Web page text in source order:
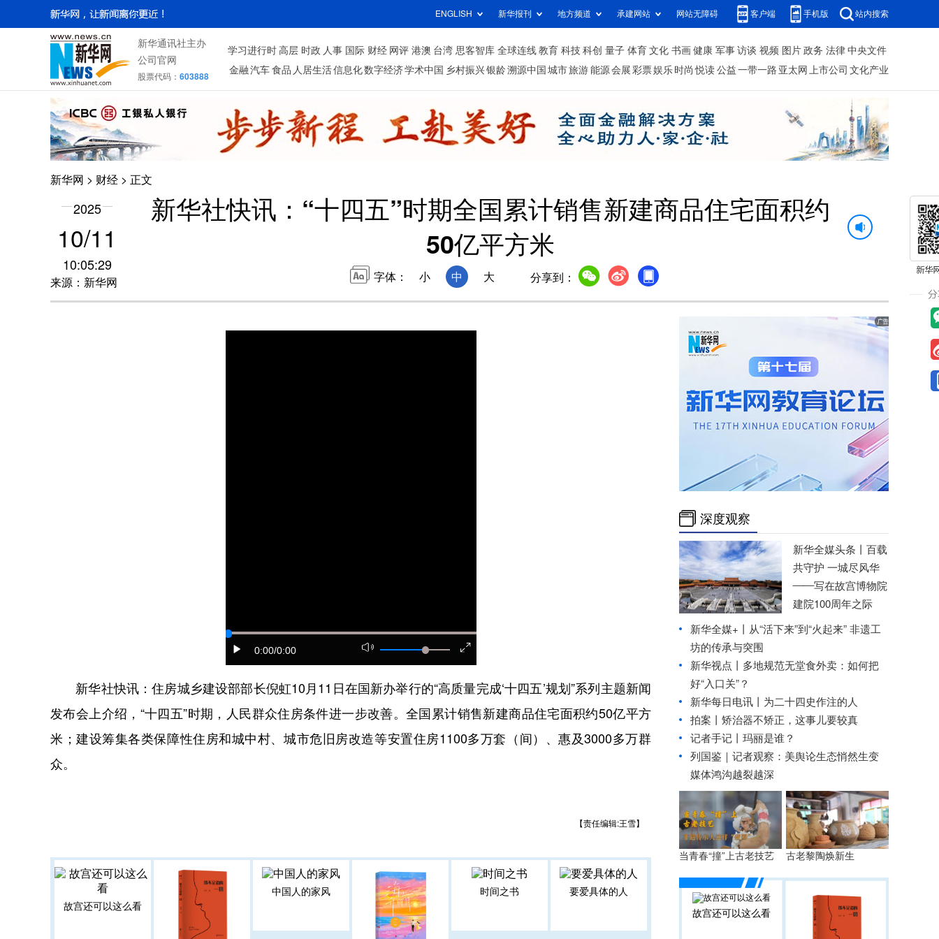
ENGLISH 新华报刊 地方频道 承建网站 网站无障碍 客户端 手机版 站内搜索
新华通讯社主办
公司官网
股票代码： 603888
学习进行时 高层 时政 人事 国际 财经 网评 港澳 台湾 思客智库 全球连线 教育 科技 科创 量子 体育 文化 书画 健康 军事 访谈 视频 图片 政务 法律 中央文件
金融 汽车 食品 人居生活信息化数字经济学术中国 乡村振兴银龄溯源中国 城市旅游 能源 会展 彩票娱乐 时尚 悦读 公益 一带一路 亚太网 上市公司 文化产业
新华网 > 财经 > 正文
2025
10/11
10:05:29
来源：新华网
新华社快讯：“十四五”时期全国累计销售新建商品住宅面积约
50亿平方米
字体： 小 中 大 分享到：
0:00/0:00
新华社快讯：住房城乡建设部部长倪虹10月11日在国新办举行的“高质量完成‘十四五’规划”系列主题新闻
发布会上介绍，“十四五”时期，人民群众住房条件进一步改善。全国累计销售新建商品住宅面积约50亿平方
米；建设筹集各类保障性住房和城中村、城市危旧房改造等安置住房1100多万套（间）、惠及3000多万群
众。
【责任编辑:王雪】
故宫还可以这么看
中国人的家风 时间之书 要爱具体的人
深度观察
新华全媒头条丨 百载
共守护 一城尽风华
——写在故宫博物院
建院100周年之际
新华全媒+丨
从“活下来”到“火起来” 非遗工
坊的传承与突围
新华视点丨 多地规范无堂食外卖：如何把
好“入口关”？
新华每日电讯丨 为二十四史作注的人
拍案丨矫治器不矫正，这事儿要较真
记者手记丨玛丽是谁？
列国鉴｜记者观察：美舆论生态悄然生变
媒体鸿沟越裂越深
当青春“撞”上古老技艺 古老黎陶焕新生
故宫还可以这么看